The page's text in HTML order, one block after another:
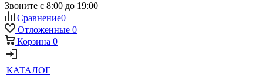
Звоните с 8:00 до 19:00
Сравнение0
Отложенные 0
Корзина 0
КАТАЛОГ